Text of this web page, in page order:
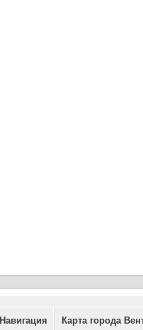
Навигация Карта города